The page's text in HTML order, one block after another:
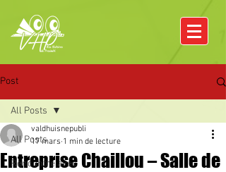
Post
All Posts
Rencontre avec
All Posts
Entreprise Chaillou – Salle de
valdhuisnepubli
17 mars 1 min de lecture